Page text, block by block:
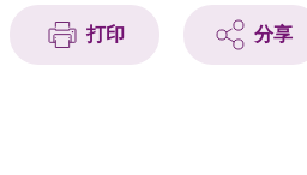
打印 分享